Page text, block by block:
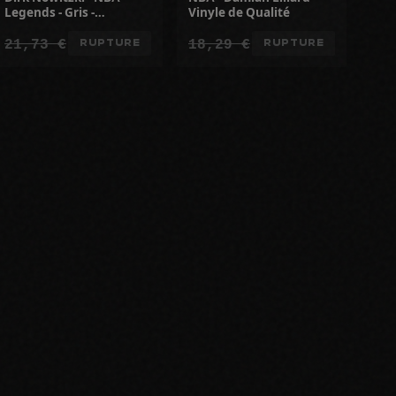
Legends - Gris -
21,73 € RUPTURE
Vinyle de Qualité
18,29 € RUPTURE